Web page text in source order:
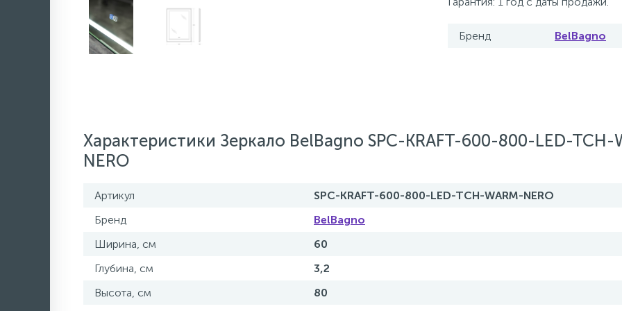
Бренд BelBagno
Характеристики Зеркало BelBagno SPC-KRAFT-600-800-LED-TCH-
NERO
Артикул
SPC-KRAFT-600-800-LED-TCH-WARM-NERO
Бренд
BelBagno
Ширина, см
60
Глубина, см
3,2
Высота, см
80